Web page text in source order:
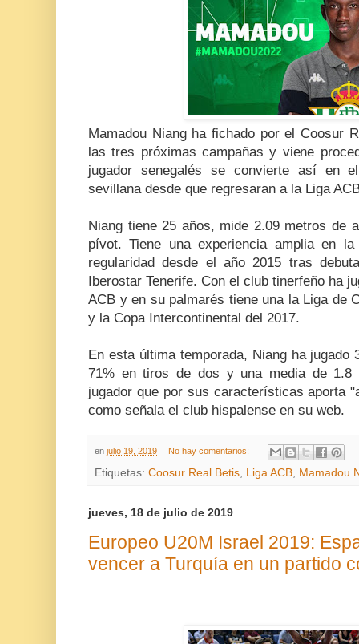
Mamadou Niang ha fichado por el Coosur
las tres próximas campañas y viene
jugador senegalés se convierte así en
sevillana desde que regresaran a la Liga
Niang tiene 25 años, mide 2.09 metros de
pívot. Tiene una experiencia amplia en
regularidad desde el año 2015 tras
Iberostar Tenerife. Con el club tinerfeño ha
ACB y en su palmarés tiene una la Liga de
y la Copa Intercontinental del 2017.
En esta última temporada, Niang ha
71% en tiros de dos y una media de 1.8
jugador que por sus características aporta
como señala el club hispalense en su web.
en julio 19, 2019 No hay comentarios:
Etiquetas: Coosur Real Betis Liga ACB Mamadou
jueves, 18 de julio de 2019
Europeo U20M Israel 2019:
vencer a Turquía en un partido